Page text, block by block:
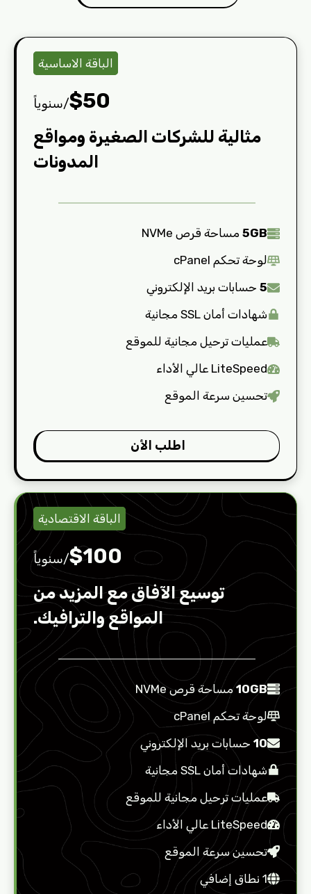
الباقة الاساسية
$50 /سنوياً
مثالية للشركات الصغيرة ومواقع
المدونات
5GB مساحة قرص NVMe
لوحة تحكم cPanel
5 حسابات بريد الإلكتروني
شهادات أمان SSL مجانية
عمليات ترحيل مجانية للموقع
LiteSpeed عالي الأداء
تحسين سرعة الموقع
اطلب الأن
الباقة الاقتصادية
$100/سنوياً
توسيع الآفاق مع المزيد من
المواقع والترافيك.
10GBمساحة قرص NVMe
لوحة تحكم cPanel
10 حسابات بريد الإلكتروني
شهادات أمان SSL مجانية
عمليات ترحيل مجانية للموقع
LiteSpeed عالي الأداء
تحسين سرعة الموقع
1 نطاق إضافي